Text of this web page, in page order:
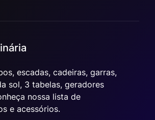
escadas, cadeiras, garras,
sol, 3 tabelas, geradores
nossa lista de
e acessórios.